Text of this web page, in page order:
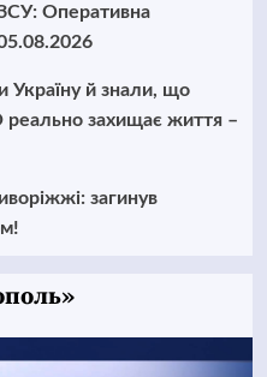
Оперативна
Україну й знали, що
захищає життя –
загинув